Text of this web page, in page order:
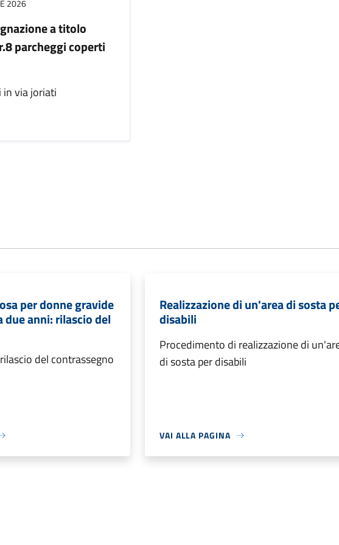
2026
a titolo
parcheggi coperti
in via joriati
per donne gravide
anni: rilascio del
del contrassegno
Realizzazione di un'area di sosta
disabili
Procedimento di realizzazione di
di sosta per disabili
VAI ALLA PAGINA